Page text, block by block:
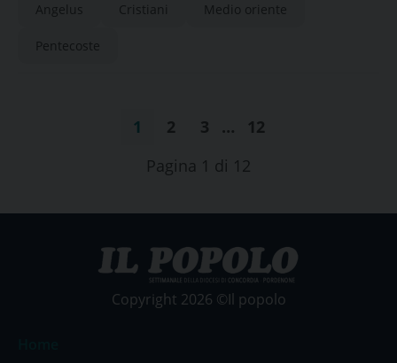
Angelus Cristiani Medio oriente
Pentecoste
1 2 3 …
12
Pagina 1 di 12
Copyright 2026 ©Il popolo